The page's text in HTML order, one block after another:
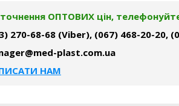
ОПТОВИХ цін,
270-68-68 (Viber), (067) 468-20-20,
plast.com.ua
НАМ